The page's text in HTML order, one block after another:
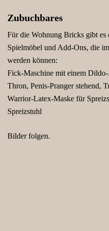
Zubuchbares
Für die Wohnung Bricks gibt es
Spielmöbel und Add-Ons, die
werden können:
Fick-Maschine mit einem
Thron, Penis-Pranger stehend,
Warrior-Latex-Maske für
Spreizstuhl
Bilder folgen.